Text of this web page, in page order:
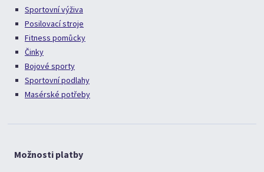
Sportovní výživa
Posilovací stroje
Fitness pomůcky
Činky
Bojové sporty
Sportovní podlahy
Masérské potřeby
Možnosti platby